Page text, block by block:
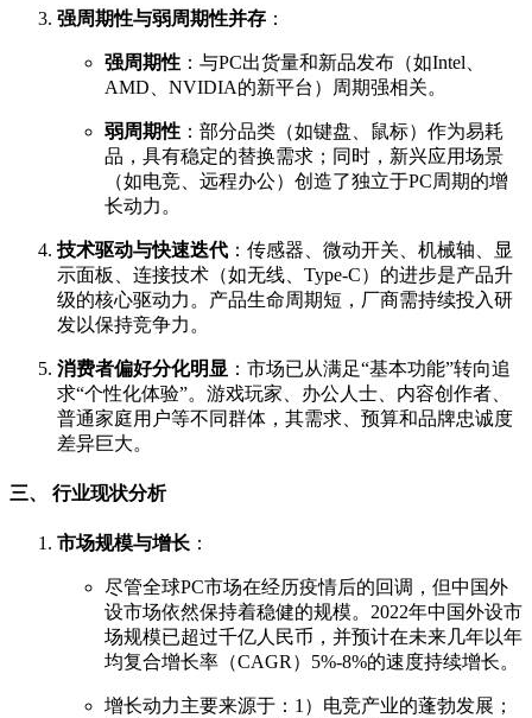
强周期性与弱周期性并存 ：
强周期性 ：与PC出货量和新品发布（如Intel、
AMD、NVIDIA的新平台）周期强相关。
弱周期性 ：部分品类（如键盘、鼠标）作为易耗
品，具有稳定的替换需求；同时，新兴应用场景
（如电竞、远程办公）创造了独立于PC周期的增
长动力。
技术驱动与快速迭代 ：传感器、微动开关、机械轴、显
示面板、连接技术（如无线、Type-C）的进步是产品升
级的核心驱动力。产品生命周期短，厂商需持续投入研
发以保持竞争力。
消费者偏好分化明显 ：市场已从满足“基本功能”转向追
求“个性化体验”。游戏玩家、办公人士、内容创作者、
普通家庭用户等不同群体，其需求、预算和品牌忠诚度
差异巨大。
三、 行业现状分析
市场规模与增长 ：
尽管全球PC市场在经历疫情后的回调，但中国外
设市场依然保持着稳健的规模。2022年中国外设市
场规模已超过千亿人民币，并预计在未来几年以年
均复合增长率（CAGR）5%-8%的速度持续增长。
增长动力主要来源于：1）电竞产业的蓬勃发展；